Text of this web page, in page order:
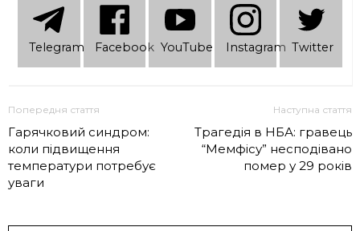
Telеgram Facebook YouTube Instagram Twitter
Попередня стаття
Гарячковий синдром:
коли підвищення
температури потребує
уваги
Наступна стаття
Трагедія в НБА: гравець
“Мемфісу” несподівано
помер у 29 років